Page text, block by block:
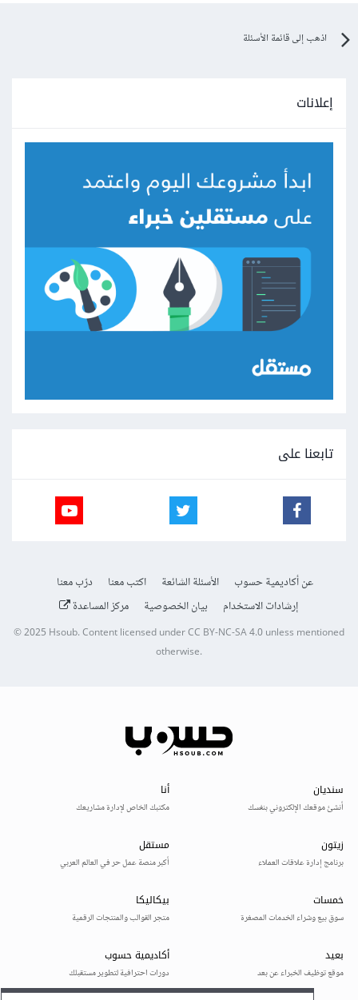
اذهب إلى قائمة الأسئلة
إعلانات
تابعنا على
عن أكاديمية حسوب الأسئلة الشائعة اكتب معنا
درّب معنا
إرشادات الاستخدام
بيان الخصوصية مركز المساعدة
© 2025Hsoub.Content licensed underCC BY-NC-SA 4.0unless mentioned
otherwise.